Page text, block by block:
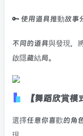
🔑 使用道具推動故事
不同的道具與發現，
啟隱藏結局。
【舞蹈欣賞模
選擇任意你喜歡的角